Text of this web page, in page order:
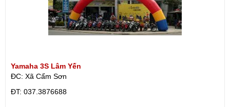
Yamaha 3S Lâm Yến
ĐC: Xã Cẩm Sơn
ÐT: 037.3876688